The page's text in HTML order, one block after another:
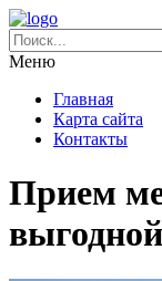
Меню
Главная
Карта сайта
Контакты
Прием